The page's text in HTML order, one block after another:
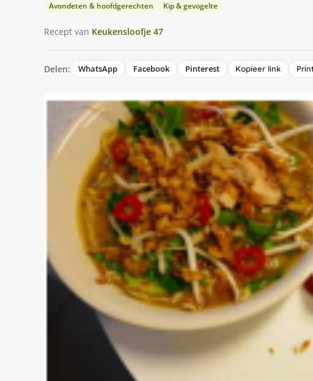
Avondeten & hoofdgerechten Kip & gevogelte
Recept van Keukensloofje 47
Delen: WhatsApp Facebook Pinterest Kopieer link